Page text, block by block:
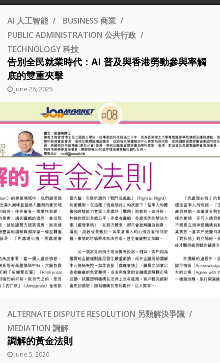
AI 人工智能
BUSINESS 商業
PUBLIC ADMINISTRATION 公共行政
TECHNOLOGY 科技
告別全民就業時代：AI 普及與香港勞動參與率觸
底的雙重夾擊
June 26, 2026
ALTERNATE DISPUTE RESOLUTION 另類解決爭議
MEDIATION 調解
調解的黃金法則
June 5, 2026